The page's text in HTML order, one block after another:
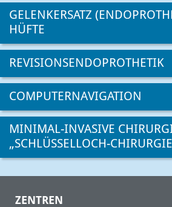
GELENKERSATZ
HÜFTE
REVISIONSENDOPROTHETIK
COMPUTERNAVIGATION
MINIMAL-INVASIVE
„SCHLÜSSELLOCH-
ZENTREN